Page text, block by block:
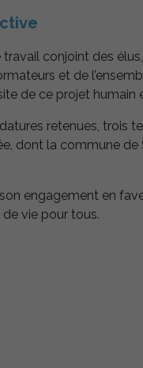
conjoint des
et de
de ce projet humain
retenues, trois
dont la commune de
engagement en
vie pour tous.